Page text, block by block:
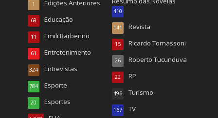
Edições Anteriores
1
Educação
68
Emili Barberino
11
Entretenimento
61
Entrevistas
324
Esporte
784
Esportes
20
410
Revista
141
Ricardo Tomassoni
15
Roberto Tucunduva
26
RP
22
Turismo
496
TV
167